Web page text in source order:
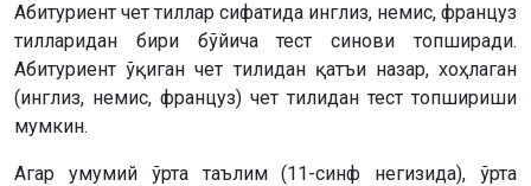
Абитуриент чет тиллар сифатида инглиз, немис, француз
тилларидан бири бўйича тест синови топширади.
Абитуриент ўқиган чет тилидан қатъи назар, хоҳлаган
(инглиз, немис, француз) чет тилидан тест топшириши
мумкин.
Агар умумий ўрта таълим (11-синф негизида), ўрта